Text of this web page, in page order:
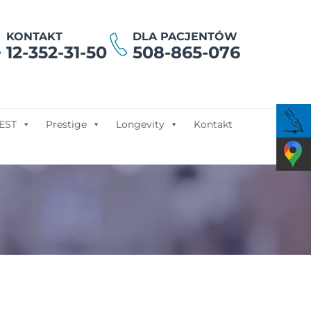
KONTAKT
12-352-31-50
DLA PACJENTÓW
508-865-076
Prestige Longevity Kontakt